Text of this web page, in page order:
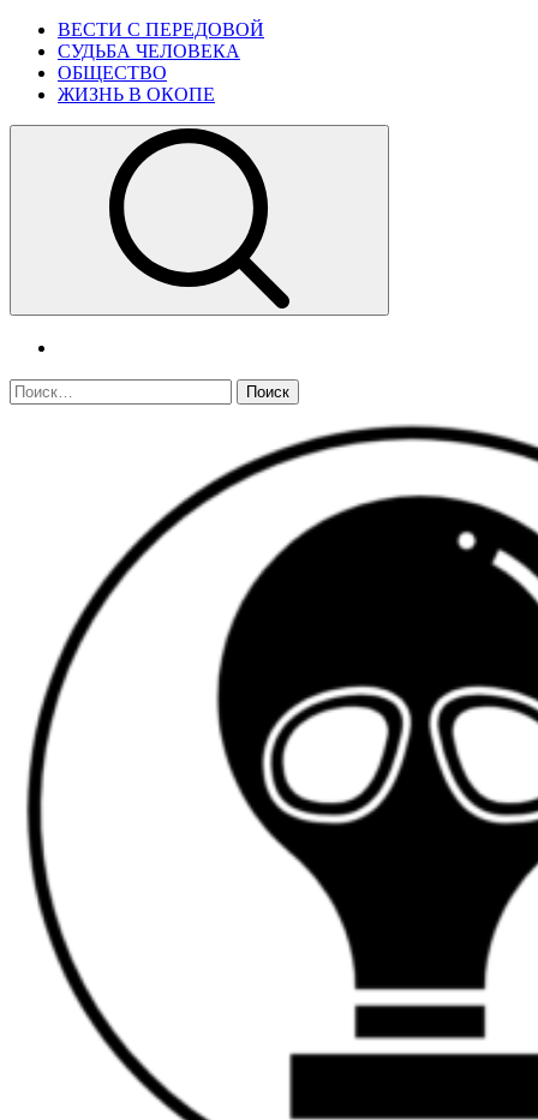
Skip
content
Primary
Menu
ВЕСТИ С ПЕРЕДОВОЙ
СУДЬБА ЧЕЛОВЕКА
ОБЩЕСТВО
ЖИЗНЬ В ОКОПЕ
Найти: